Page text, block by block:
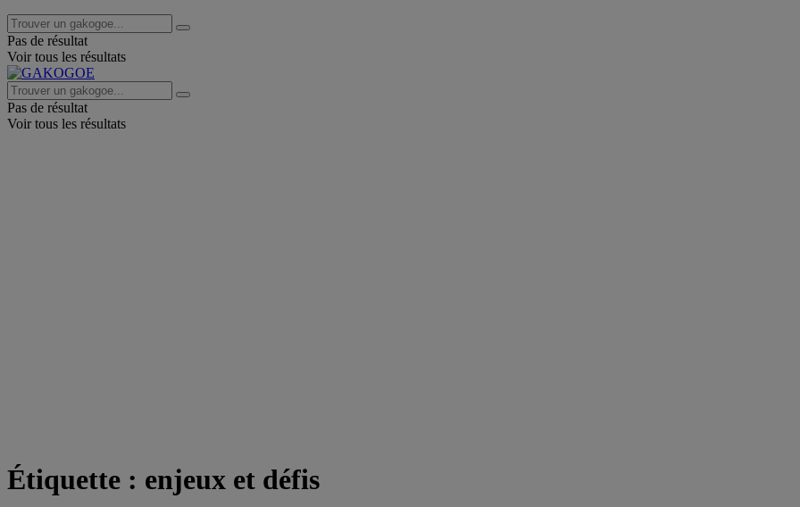
Pas de résultat
Voir tous les résultats
Pas de résultat
Voir tous les résultats
Étiquette : enjeux et défis